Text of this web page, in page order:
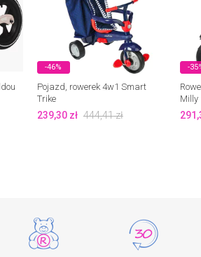
-46%
Pojazd, rowerek 4w1 Smart
Trike
239,30zł 444,41zł
-
Milly